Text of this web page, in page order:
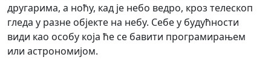
другарима, а ноћу, кад је небо ведро, кроз телескоп
гледа у разне објекте на небу. Себе у будућности
види као особу која ће се бавити програмирањем
или астрономијом.